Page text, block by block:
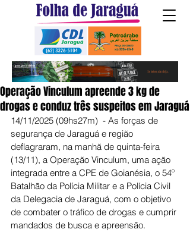
Operação Vinculum apreende 3 kg de
drogas e conduz três suspeitos em Jaraguá
14/11/2025 (09hs27m)  - As forças de
segurança de Jaraguá e região
deflagraram, na manhã de quinta-feira
(13/11), a Operação Vinculum, uma ação
integrada entre a CPE de Goianésia, o 54º
Batalhão da Polícia Militar e a Polícia Civil
da Delegacia de Jaraguá, com o objetivo
de combater o tráfico de drogas e cumprir
mandados de busca e apreensão.